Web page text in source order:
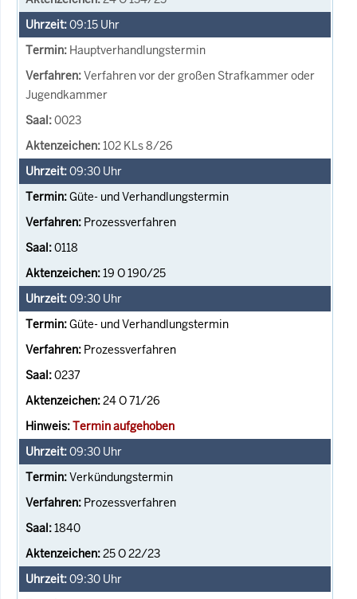
09:15 Uhr
Hauptverhandlungstermin
Verfahren vor der großen Strafkammer oder
Jugendkammer
0023
102 KLs 8/26
09:30 Uhr
Güte- und Verhandlungstermin
Prozessverfahren
0118
19 O 190/25
09:30 Uhr
Güte- und Verhandlungstermin
Prozessverfahren
0237
24 O 71/26
Termin aufgehoben
09:30 Uhr
Verkündungstermin
Prozessverfahren
1840
25 O 22/23
09:30 Uhr